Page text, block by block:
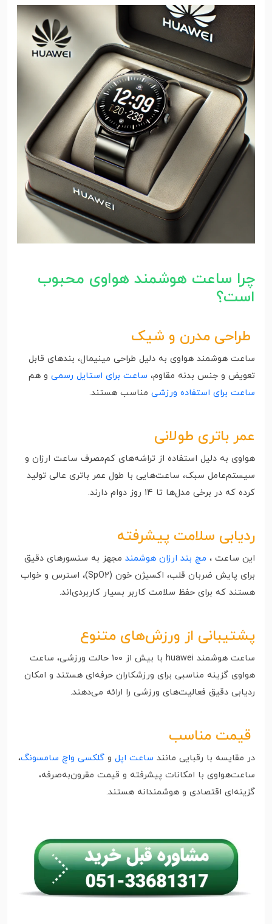
چرا ساعت هوشمند هواوی محبوب
است؟
طراحی مدرن و شیک
ساعت‌ هوشمند هواوی به دلیل طراحی مینیمال، بندهای قابل
تعویض و جنس بدنه مقاوم، ساعت برای استایل رسمی و هم
ساعت برای استفاده ورزشی مناسب هستند.
عمر باتری طولانی
هواوی به دلیل استفاده از تراشه‌های کم‌مصرف ساعت ارزان و
سیستم‌عامل سبک، ساعت‌هایی با طول عمر باتری عالی تولید
کرده که در برخی مدل‌ها تا ۱۴ روز دوام دارند.
ردیابی سلامت پیشرفته
این ساعت‌ ، مچ بند ارزان هوشمند مجهز به سنسورهای دقیق
برای پایش ضربان قلب، اکسیژن خون (SpO2)، استرس و خواب
هستند که برای حفظ سلامت کاربر بسیار کاربردی‌اند.
پشتیبانی از ورزش‌های متنوع
ساعت هوشمند huawei با بیش از ۱۰۰ حالت ورزشی، ساعت‌
هواوی گزینه مناسبی برای ورزشکاران حرفه‌ای هستند و امکان
ردیابی دقیق فعالیت‌های ورزشی را ارائه می‌دهند.
قیمت مناسب
در مقایسه با رقبایی مانند ساعت اپل و گلکسی واچ سامسونگ،
ساعت‌هواوی با امکانات پیشرفته و قیمت مقرون‌به‌صرفه،
گزینه‌ای اقتصادی و هوشمندانه هستند.